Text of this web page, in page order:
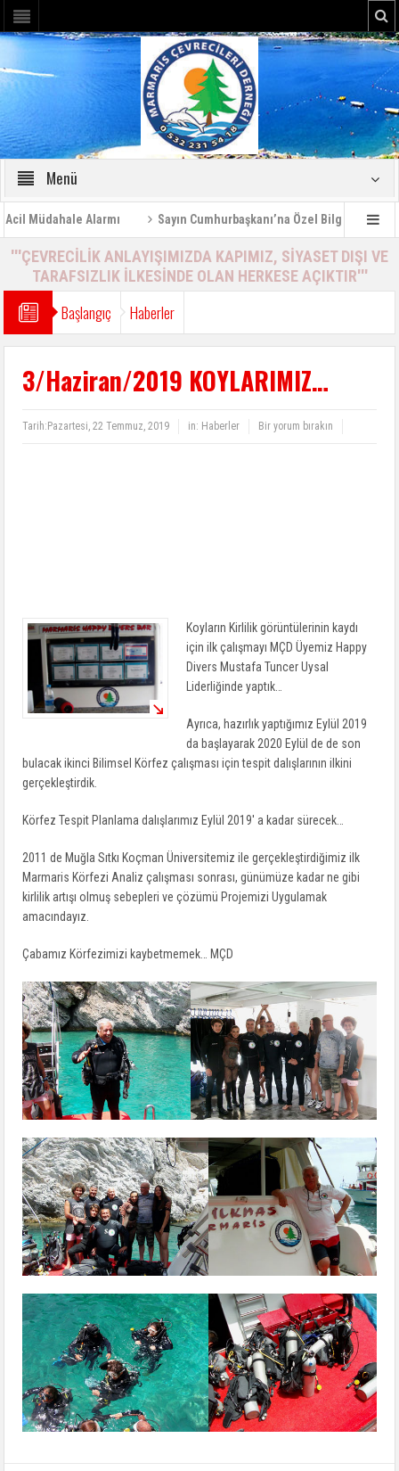
Menü
Alarmı Sayın Cumhurbaşkanı’na Özel Bilgilendirme
'''ÇEVRECİLİK ANLAYIŞIMIZDA KAPIMIZ, SİYASET DIŞI VE
TARAFSIZLIK İLKESİNDE OLAN HERKESE AÇIKTIR'''
Başlangıç Haberler
3/Haziran/2019 KOYLARIMIZ…
Tarih:Pazartesi, 22 Temmuz, 2019 in: Haberler Bir yorum bırakın
Koyların Kirlilik görüntülerinin kaydı
için ilk çalışmayı MÇD Üyemiz Happy
Divers Mustafa Tuncer Uysal
Liderliğinde yaptık…
Ayrıca, hazırlık yaptığımız Eylül 2019
da başlayarak 2020 Eylül de de son
bulacak ikinci Bilimsel Körfez çalışması için tespit dalışlarının ilkini
gerçekleştirdik.
Körfez Tespit Planlama dalışlarımız Eylül 2019′ a kadar sürecek…
2011 de Muğla Sıtkı Koçman Üniversitemiz ile gerçekleştirdiğimiz ilk
Marmaris Körfezi Analiz çalışması sonrası, günümüze kadar ne gibi
kirlilik artışı olmuş sebepleri ve çözümü Projemizi Uygulamak
amacındayız.
Çabamız Körfezimizi kaybetmemek… MÇD